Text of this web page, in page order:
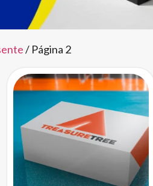
/ Página 2